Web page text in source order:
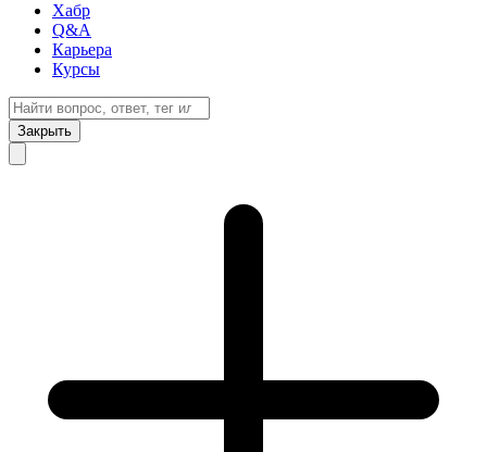
Хабр
Q&A
Карьера
Курсы
Закрыть